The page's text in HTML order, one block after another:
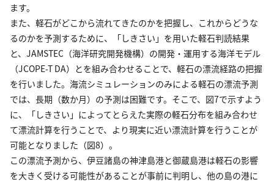
ます。
また、軽石がどこから流れてきたのかを把握し、これからどうな
るのかを予測するために、「しきさい」を用いた軽石判読結果
と、JAMSTEC（海洋研究開発機構）の開発・運用する海洋モデル
（JCOPE-T DA）とを組み合わせることで、軽石の漂流経路の把握
を行いました。海流シミュレーションのみによる軽石の漂流予測
では、長期（数か月）の予測は困難です。そこで、図7で示すよう
に、「しきさい」によってとらえた実際の軽石分布を組み合わせ
て漂流計算を行うことで、より現実に近い漂流計算を行うことが
可能となりました（図8）。
この漂流予測から、伊豆諸島の神津島港と御蔵島港は軽石の影響
を大きく受ける可能性があることが事前に判明し、他の島の港に